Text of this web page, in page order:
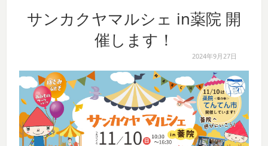
サンカクヤマルシェ in薬院 開
催します！
2024年9月27日